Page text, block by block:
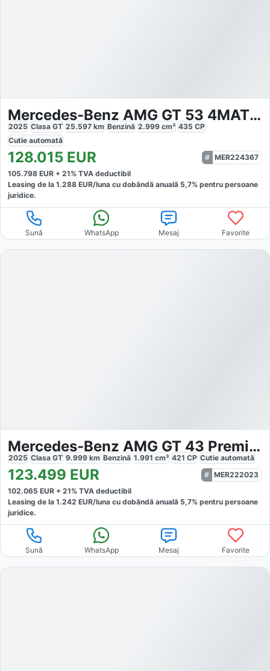
Mercedes-Benz AMG GT 53 4MATIC AMG Carbon
2025 Clasa GT 25.597 km Benzină 2.999 cm³ 435 CP
Cutie automată
128.015 EUR
MER224367
105.798 EUR + 21% TVA deductibil
Leasing de la 1.288 EUR/luna cu dobăndă anuală 5,7% pentru persoane
juridice.
Sună WhatsApp Mesaj Favorite
Mercedes-Benz AMG GT 43 Premium
2025 Clasa GT 9.999 km Benzină 1.991 cm³ 421 CP Cutie automată
123.499 EUR
MER222023
102.065 EUR + 21% TVA deductibil
Leasing de la 1.242 EUR/luna cu dobăndă anuală 5,7% pentru persoane
juridice.
Sună WhatsApp Mesaj Favorite